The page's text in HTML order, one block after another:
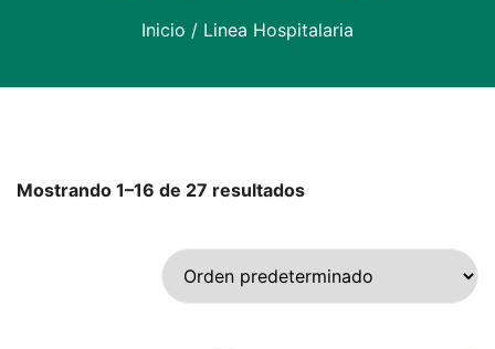
Inicio / Linea Hospitalaria
Mostrando 1–16 de 27 resultados